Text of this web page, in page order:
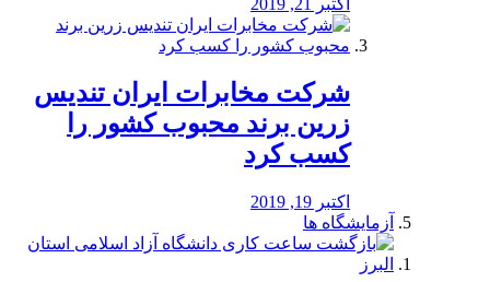
اکتبر 21, 2019
شرکت مخابرات ایران تندیس
زرین برند محبوب کشور را
کسب کرد
اکتبر 19, 2019
آزمایشگاه ها